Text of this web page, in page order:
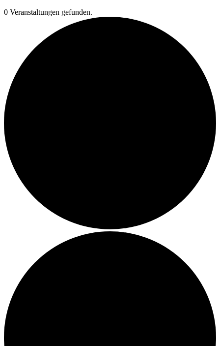
0 Veranstaltungen gefunden.